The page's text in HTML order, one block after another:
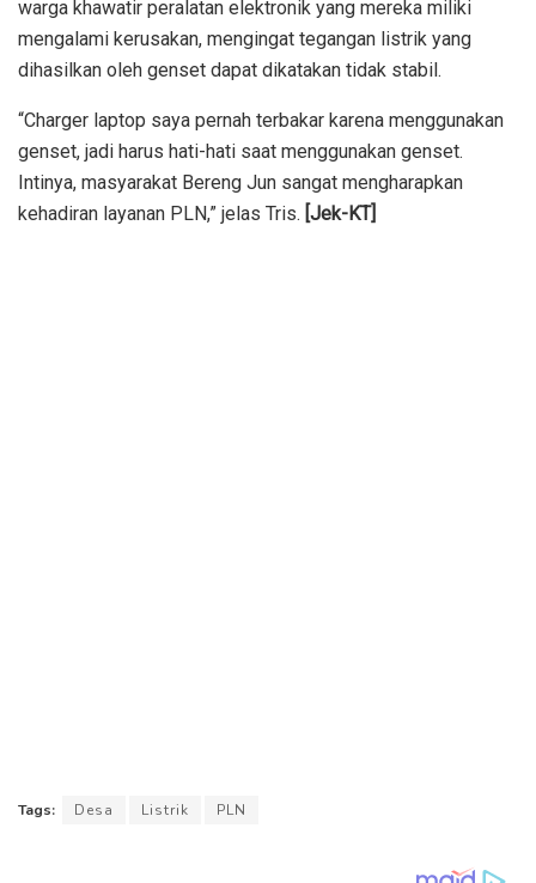
warga khawatir peralatan elektronik yang mereka miliki
mengalami kerusakan, mengingat tegangan listrik yang
dihasilkan oleh genset dapat dikatakan tidak stabil.
“Charger laptop saya pernah terbakar karena menggunakan
genset, jadi harus hati-hati saat menggunakan genset.
Intinya, masyarakat Bereng Jun sangat mengharapkan
kehadiran layanan PLN,” jelas Tris. [Jek-KT]
Tags: Desa Listrik PLN